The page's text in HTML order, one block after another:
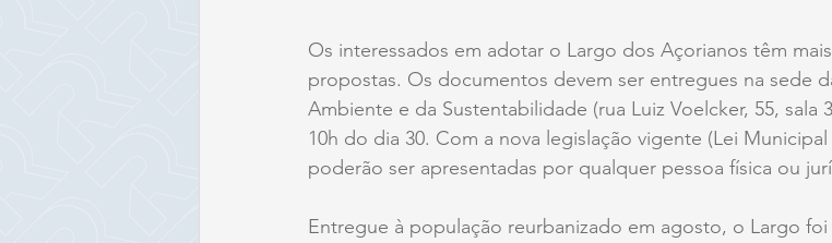
Os interessados em adotar o Largo dos Açorianos têm
propostas. Os documentos devem ser entregues na sede
Ambiente e da Sustentabilidade (rua Luiz Voelcker, 55, sala
10h do dia 30. Com a nova legislação vigente (Lei Municipal
poderão ser apresentadas por qualquer pessoa física ou
Entregue à população reurbanizado em agosto, o Largo